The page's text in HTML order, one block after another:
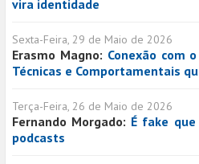
vira identidade
Sexta-Feira, 29 de Maio de 2026
Erasmo Magno: Conexão com
Técnicas e Comportamentais
Terça-Feira, 26 de Maio de 2026
Fernando Morgado: É fake
podcasts